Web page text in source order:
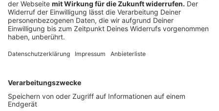
Nordrhein-Westfalens. Die Verleihung findet im
Rahmen einer festlichen Gala am 26. November in
Düsseldorf statt.
Anzeige
©Radio Leverkusen
Morgenmoderator Thomas Wagner bei der größten